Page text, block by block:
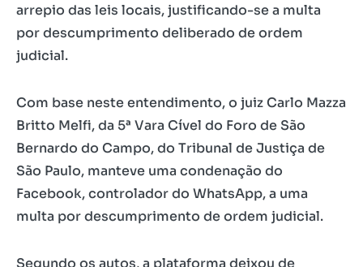
arrepio das leis locais, justificando-se a multa
por descumprimento deliberado de ordem
judicial.
Com base neste entendimento, o juiz Carlo Mazza
Britto Melfi, da 5ª Vara Cível do Foro de São
Bernardo do Campo, do Tribunal de Justiça de
São Paulo, manteve uma condenação do
Facebook, controlador do WhatsApp, a uma
multa por descumprimento de ordem judicial.